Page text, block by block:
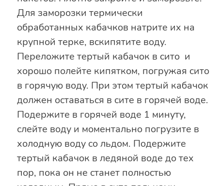
Для заморозки термически
обработанных кабачков натрите их на
крупной терке, вскипятите воду.
Переложите тертый кабачок в сито и
хорошо полейте кипятком, погружая сито
в горячую воду. При этом тертый кабачок
должен оставаться в сите в горячей воде.
Подержите в горячей воде 1 минуту,
слейте воду и моментально погрузите в
холодную воду со льдом. Подержите
тертый кабачок в ледяной воде до тех
пор, пока он не станет полностью